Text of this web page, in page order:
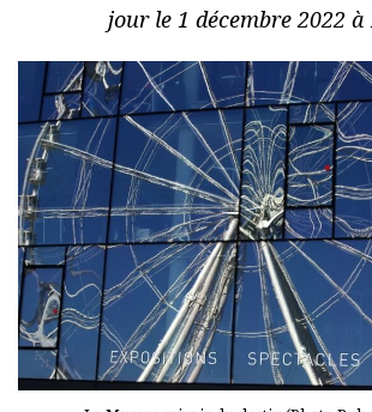
jour le 1 décembre 2022 à